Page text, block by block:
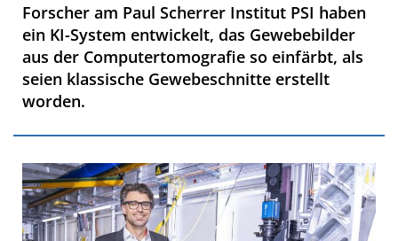
Forscher am Paul Scherrer Institut PSI haben
ein KI-System entwickelt, das Gewebebilder
aus der Computertomografie so einfärbt, als
seien klassische Gewebeschnitte erstellt
worden.